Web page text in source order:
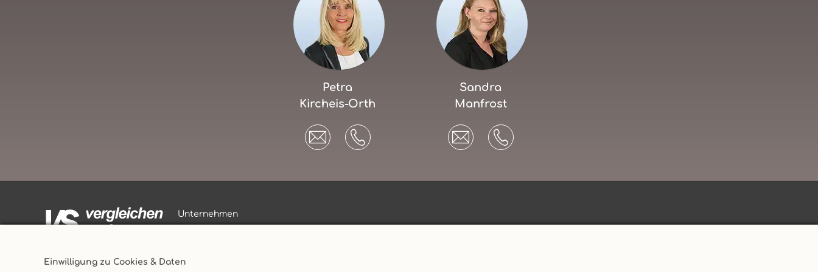
Einwilligung zu Cookies & Daten
Petra
Kircheis-Orth
Sandra
Manfrost
Unternehmen
Impressum